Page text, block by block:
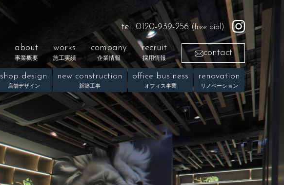
tel. 0120-939-256 (free dial)
about
事業概要
works
施工実績
company
企業情報
recruit
採用情報
contact
shop design
店舗デザイン
new construction
新築工事
office business
オフィス事業
renovation
リノベーション